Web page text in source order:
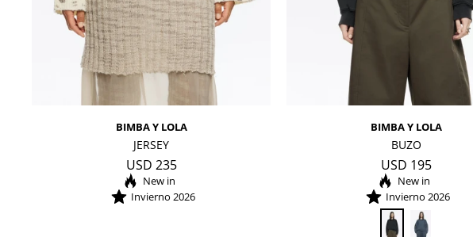
BIMBA Y LOLA
JERSEY
USD 235
Invierno 2026
BIMBA Y LOLA
BUZO
USD 195
Invierno 2026